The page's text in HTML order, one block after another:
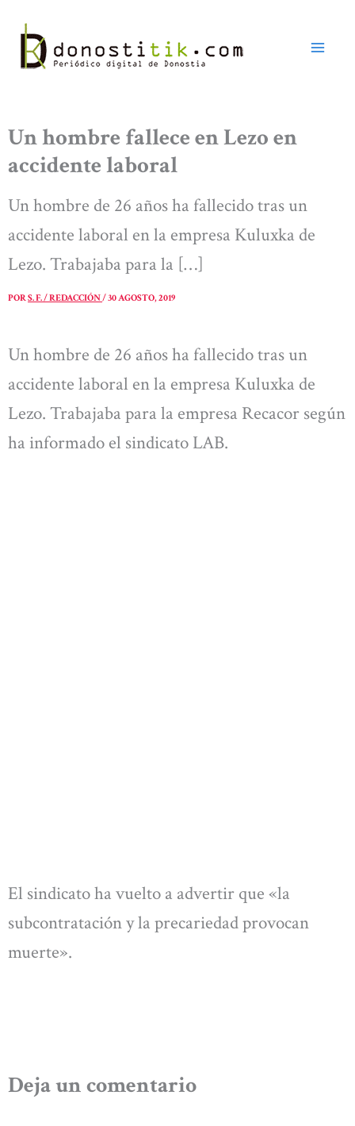
contenido
Un hombre fallece en Lezo en
accidente laboral
Un hombre de 26 años ha fallecido tras un
accidente laboral en la empresa Kuluxka de
Lezo. Trabajaba para la […]
PORS. F. / REDACCIÓN/30 AGOSTO, 2019
Un hombre de 26 años ha fallecido tras un
accidente laboral en la empresa Kuluxka de
Lezo. Trabajaba para la empresa Recacor según
ha informado el sindicato LAB.
El sindicato ha vuelto a advertir que «la
subcontratación y la precariedad provocan
muerte».
Deja un comentario